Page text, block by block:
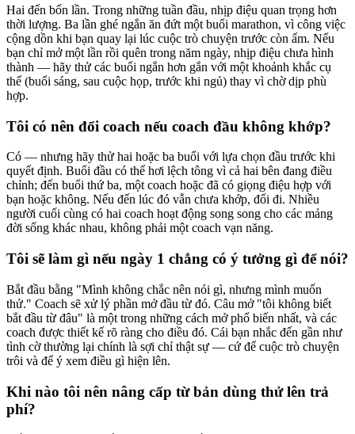
Hai đến bốn lần. Trong những tuần đầu, nhịp điệu quan trọng hơn
thời lượng. Ba lần ghé ngắn ăn đứt một buổi marathon, vì công việc
cộng dồn khi bạn quay lại lúc cuộc trò chuyện trước còn ấm. Nếu
bạn chỉ mở một lần rồi quên trong năm ngày, nhịp điệu chưa hình
thành — hãy thử các buổi ngắn hơn gắn với một khoảnh khắc cụ
thể (buổi sáng, sau cuộc họp, trước khi ngủ) thay vì chờ dịp phù
hợp.
Tôi có nên đổi coach nếu coach đầu không khớp?
Có — nhưng hãy thử hai hoặc ba buổi với lựa chọn đầu trước khi
quyết định. Buổi đầu có thể hơi lệch tông vì cả hai bên đang điều
chỉnh; đến buổi thứ ba, một coach hoặc đã có giọng điệu hợp với
bạn hoặc không. Nếu đến lúc đó vẫn chưa khớp, đổi đi. Nhiều
người cuối cùng có hai coach hoạt động song song cho các mảng
đời sống khác nhau, không phải một coach vạn năng.
Tôi sẽ làm gì nếu ngày 1 chẳng có ý tưởng gì để nói?
Bắt đầu bằng "Mình không chắc nên nói gì, nhưng mình muốn
thử." Coach sẽ xử lý phần mở đầu từ đó. Câu mở "tôi không biết
bắt đầu từ đâu" là một trong những cách mở phổ biến nhất, và các
coach được thiết kế rõ ràng cho điều đó. Cái bạn nhắc đến gần như
tình cờ thường lại chính là sợi chỉ thật sự — cứ để cuộc trò chuyện
trôi và để ý xem điều gì hiện lên.
Khi nào tôi nên nâng cấp từ bản dùng thử lên trả
phí?